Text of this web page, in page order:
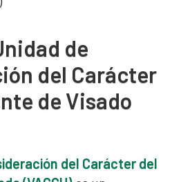
de
del Carácter
de Visado
del Carácter del